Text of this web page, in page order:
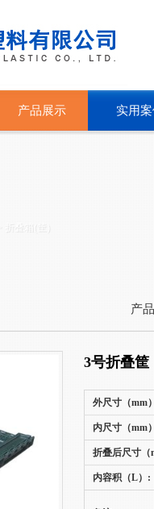
产品展示 实用
折叠箱(筐)
产
3号折叠筐
外尺寸（mm
内尺寸（mm
折叠后尺寸（
内容积（L）: